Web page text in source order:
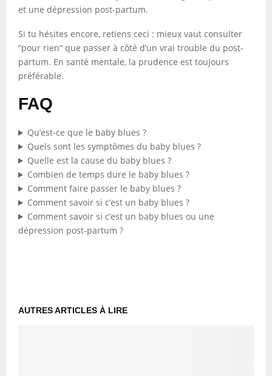
et une dépression post-partum.
Si tu hésites encore, retiens ceci : mieux vaut consulter
“pour rien” que passer à côté d’un vrai trouble du post-
partum. En santé mentale, la prudence est toujours
préférable.
FAQ
Qu’est-ce que le baby blues ?
Quels sont les symptômes du baby blues ?
Quelle est la cause du baby blues ?
Combien de temps dure le baby blues ?
Comment faire passer le baby blues ?
Comment savoir si c’est un baby blues ?
Comment savoir si c’est un baby blues ou une
dépression post-partum ?
AUTRES ARTICLES À LIRE